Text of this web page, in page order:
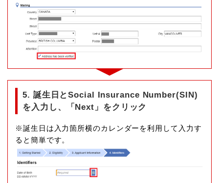
5. 誕生日とSocial Insurance Number(SIN)
を入力し、「Next」をクリック
※誕生日は入力箇所横のカレンダーを利用して入力す
ると簡単です。